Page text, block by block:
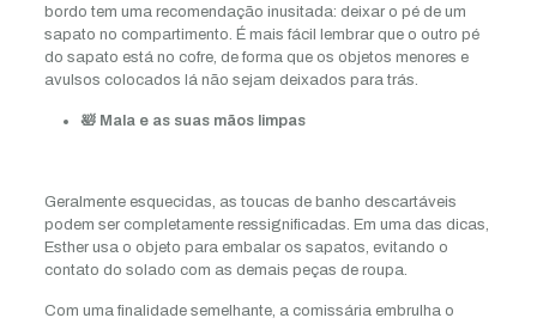
bordo tem uma recomendação inusitada: deixar o pé de um
sapato no compartimento. É mais fácil lembrar que o outro pé
do sapato está no cofre, de forma que os objetos menores e
avulsos colocados lá não sejam deixados para trás.
🛀 Mala e as suas mãos limpas
Geralmente esquecidas, as toucas de banho descartáveis
podem ser completamente ressignificadas. Em uma das dicas,
Esther usa o objeto para embalar os sapatos, evitando o
contato do solado com as demais peças de roupa.
Com uma finalidade semelhante, a comissária embrulha o